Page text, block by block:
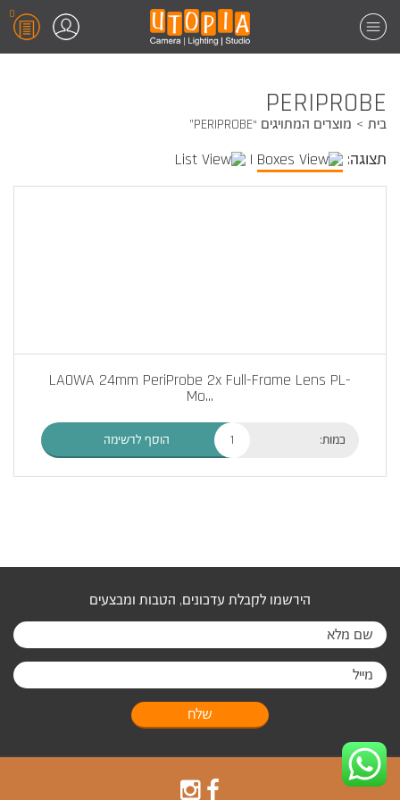
0
PERIPROBE
בית מוצרים המתויגים “PERIPROBE”
תצוגה: |
LAOWA 24mm PeriProbe 2x Full-Frame Lens PL-
Mo...
כמות: הוסף לרשימה
הירשמו לקבלת עדכונים, הטבות ומבצעים
שלח